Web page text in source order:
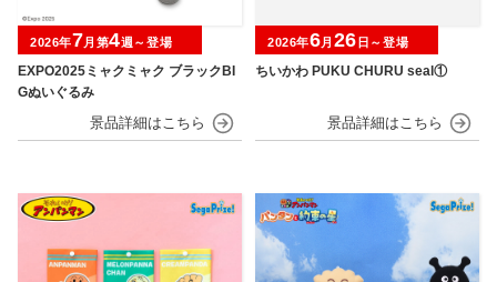
EXPO2025ミャクミャク ブラックBI
Gぬいぐるみ
2026年7月第4週～登場
ちいかわ PUKU CHURU seal①
2026年6月 26 日～登場